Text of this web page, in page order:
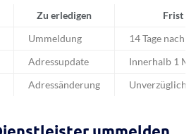
Zu erledigen Frist
Ummeldung 14 Tage nach
Adressupdate Innerhalb 1
Adressänderung Unverzüglich